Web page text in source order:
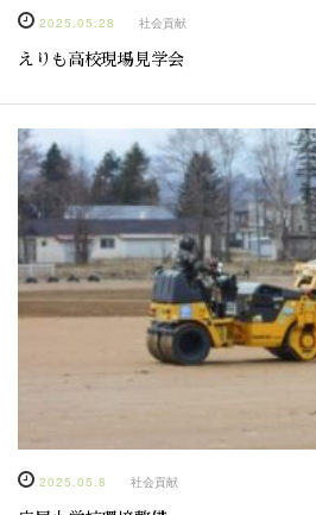
2025.05.28 社会貢献
えりも高校現場見学会
2025.05.8 社会貢献